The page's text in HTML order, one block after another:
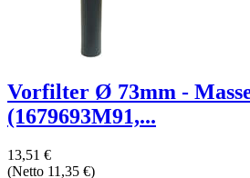
Vorfilter Ø 73mm -
(1679693M91,...
13,51 €
(Netto 11,35 €)